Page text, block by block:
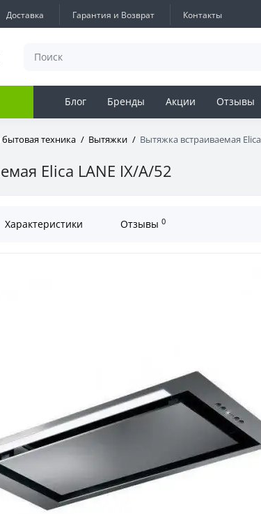
Доставка Гарантия и Возврат Контакты
Блог Бренды Акции Отзывы
техника Вытяжки Вытяжка встраиваемая
Elica LANE IX/A/52
Характеристики Отзывы 0